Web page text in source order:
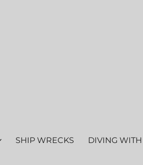
SHIP WRECKS DIVING WITH